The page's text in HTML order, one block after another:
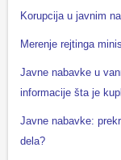
Korupcija u javnim
Merenje rejtinga
Javne nabavke u
informacije šta je
Javne nabavke:
dela?